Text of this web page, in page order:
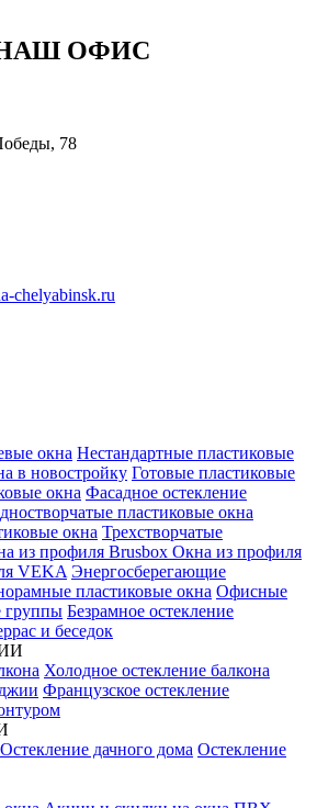
ОФИС
78
chelyabinsk.ru
окна Нестандартные пластиковые
в новостройку Готовые пластиковые
окна Фасадное остекление
пластиковые окна
окна Трехстворчатые
из профиля Brusbox Окна из профиля
VEKA Энергосберегающие
пластиковые окна Офисные
группы Безрамное остекление
и беседок
Холодное остекление балкона
Французское остекление
Остекление дачного дома Остекление